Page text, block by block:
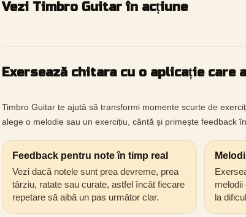
Vezi Timbro Guitar în acțiune
Exersează chitara cu o aplicație care
Timbro Guitar te ajută să transformi momente scurte de
alege o melodie sau un exercițiu, cântă și primește feedback
Feedback pentru note în timp real
Vezi dacă notele sunt prea devreme, prea
târziu, ratate sau curate, astfel încât fiecare
repetare să aibă un pas următor clar.
melodii
la